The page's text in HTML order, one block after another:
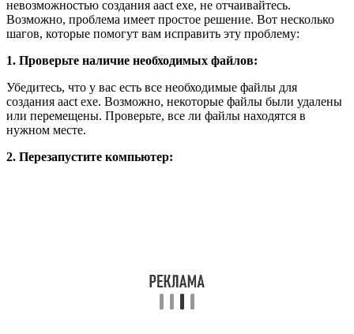
невозможностью создания aact exe, не отчаивайтесь.
Возможно, проблема имеет простое решение. Вот несколько
шагов, которые помогут вам исправить эту проблему:
1. Проверьте наличие необходимых файлов:
Убедитесь, что у вас есть все необходимые файлы для
создания aact exe. Возможно, некоторые файлы были удалены
или перемещены. Проверьте, все ли файлы находятся в
нужном месте.
2. Перезапустите компьютер: